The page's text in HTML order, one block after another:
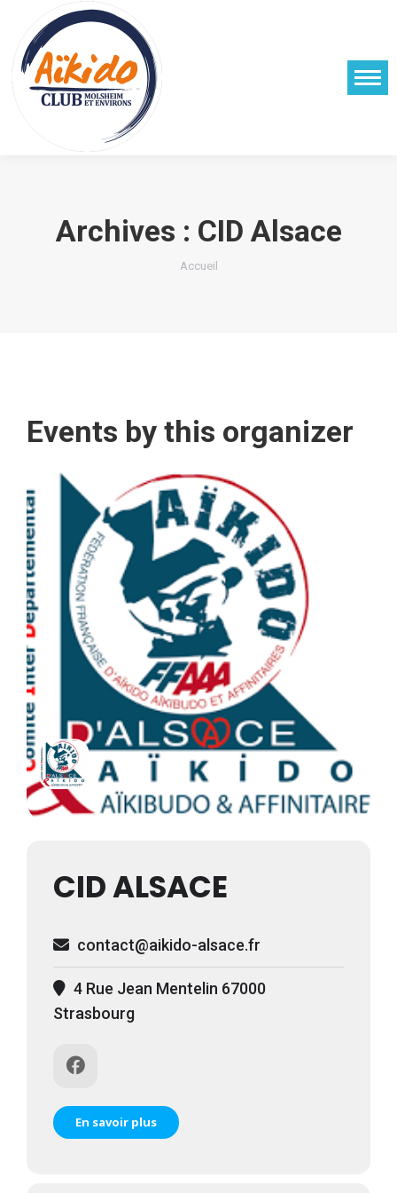
Archives : CID Alsace
Vous êtes ici :
Accueil
Events by this organizer
CID ALSACE
contact@aikido-alsace.fr
4 Rue Jean Mentelin 67000
Strasbourg
En savoir plus